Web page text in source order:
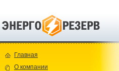
Главная
О компании